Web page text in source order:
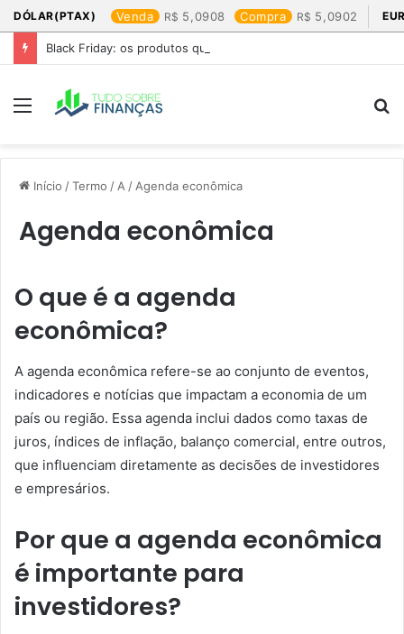
DÓLAR(PTAX) Venda 5,0908 Compra 5,0902
Black Friday: os produtos que mais valem a pena
Menu
Início /Termo / A / Agenda econômica
Agenda econômica
O que é a agenda
econômica?
A agenda econômica refere-se ao conjunto de eventos,
indicadores e notícias que impactam a economia de um
país ou região. Essa agenda inclui dados como taxas de
juros, índices de inflação, balanço comercial, entre outros,
que influenciam diretamente as decisões de investidores
e empresários.
Por que a agenda econômica
é importante para
investidores?